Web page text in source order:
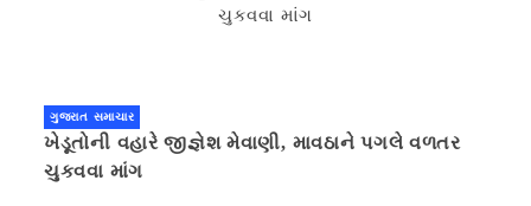
ગુજરાત સમાચાર
ખેડૂતોની વહારે જીજ્ઞેશ મેવાણી, માવઠાને પગલે વળતર
ચુકવવા માંગ